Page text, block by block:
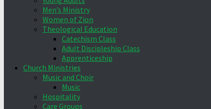
Men’s Ministry
Women of Zion
Theological Education
Catechism Class
Adult Discipleship Class
Apprenticeship
Church Ministries
Music and Choir
Music
Hospitality
Care Groups